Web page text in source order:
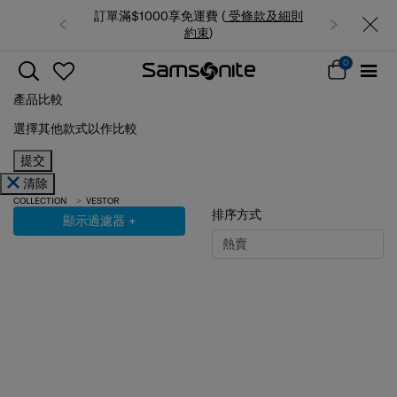
訂單滿$1000享免運費 ( 受條款及細則
約束)
0
產品比較
選擇其他款式以作比較
提交
清除
COLLECTION VESTOR
顯示過濾器 + 排序方式